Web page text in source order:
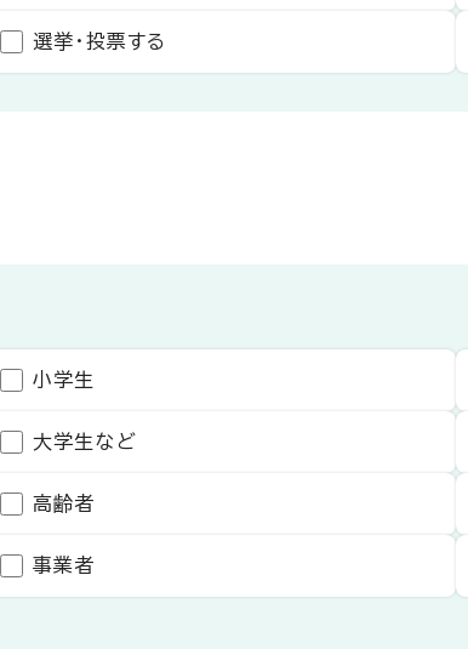
選挙・投票する
小学生
大学生など
高齢者
事業者